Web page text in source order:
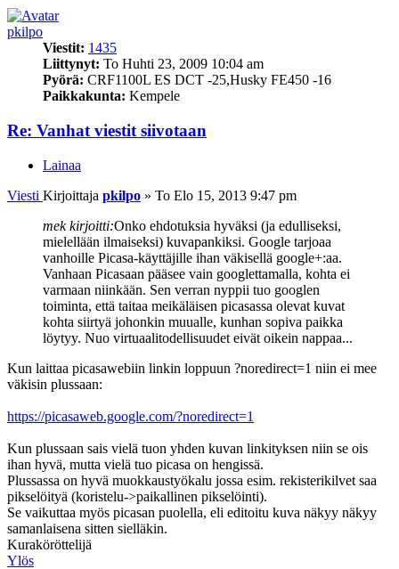
pkilpo
Viestit: 1435
Liittynyt: To Huhti 23, 2009 10:04 am
Pyörä: CRF1100L ES DCT -25,Husky FE450 -16
Paikkakunta: Kempele
Re: Vanhat viestit siivotaan
Lainaa
Viesti Kirjoittaja pkilpo » To Elo 15, 2013 9:47 pm
mek kirjoitti:Onko ehdotuksia hyväksi (ja edulliseksi,
mielellään ilmaiseksi) kuvapankiksi. Google tarjoaa
vanhoille Picasa-käyttäjille ihan väkisellä google+:aa.
Vanhaan Picasaan pääsee vain googlettamalla, kohta ei
varmaan niinkään. Sen verran nyppii tuo googlen
toiminta, että taitaa meikäläisen picasassa olevat kuvat
kohta siirtyä johonkin muualle, kunhan sopiva paikka
löytyy. Nuo virtuaalitodellisuudet eivät oikein nappaa...
Kun laittaa picasawebiin linkin loppuun ?noredirect=1 niin ei mee
väkisin plussaan:
https://picasaweb.google.com/?noredirect=1
Kun plussaan sais vielä tuon yhden kuvan linkityksen niin se ois
ihan hyvä, mutta vielä tuo picasa on hengissä.
Plussassa on hyvä muokkaustyökalu jossa esim. rekisterikilvet saa
pikselöityä (koristelu->paikallinen pikselöinti).
Se vaikuttaa myös picasan puolella, eli editoitu kuva näkyy näkyy
samanlaisena sitten sielläkin.
Kuraköröttelijä
Ylös